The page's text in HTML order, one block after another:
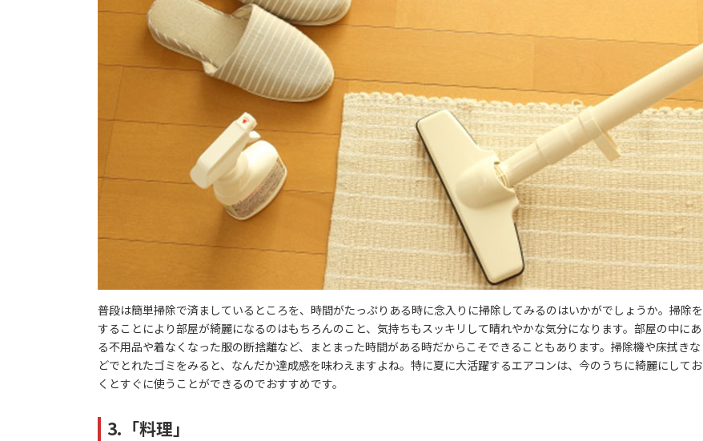
普段は簡単掃除で済ましているところを、時間がたっぷりある時に念入りに掃除してみるのはいかがでしょうか。掃除を
することにより部屋が綺麗になるのはもちろんのこと、気持ちもスッキリして晴れやかな気分になります。部屋の中にあ
る不用品や着なくなった服の断捨離など、まとまった時間がある時だからこそできることもあります。掃除機や床拭きな
どでとれたゴミをみると、なんだか達成感を味わえますよね。特に夏に大活躍するエアコンは、今のうちに綺麗にしてお
くとすぐに使うことができるのでおすすめです。
3.「料理」